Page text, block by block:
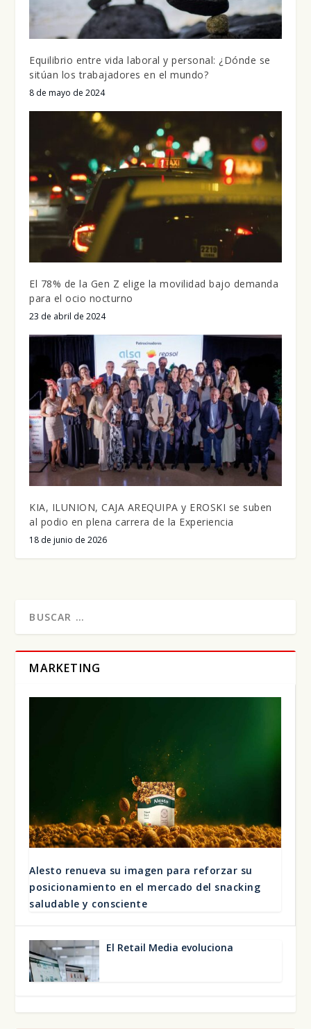
Equilibrio entre vida laboral y personal: ¿Dónde se
sitúan los trabajadores en el mundo?
8 de mayo de 2024
El 78% de la Gen Z elige la movilidad bajo demanda
para el ocio nocturno
23 de abril de 2024
KIA, ILUNION, CAJA AREQUIPA y EROSKI se suben
al podio en plena carrera de la Experiencia
18 de junio de 2026
MARKETING
Ales­to renue­va su ima­gen para refor­zar su
posi­cio­na­mien­to en el mer­ca­do del snac­king
salu­da­ble y cons­cien­te
El Retail Media evo­lu­cio­na